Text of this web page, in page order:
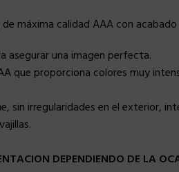
máxima calidad AAA con
asegurar una imagen perfecta.
que proporciona colores muy
sin irregularidades en el exterior,
DEPENDIENDO DE LA